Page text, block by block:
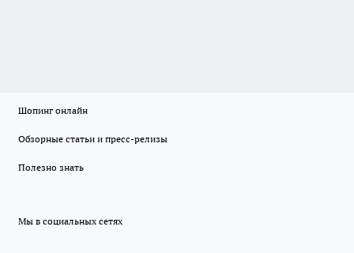
Шопинг онлайн
Обзорные статьи и пресс-релизы
Полезно знать
Мы в социальных сетях